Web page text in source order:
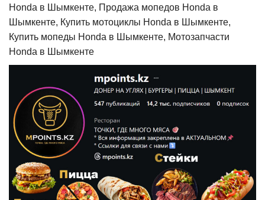
Honda в Шымкенте, Продажа мопедов Honda в
Шымкенте, Купить мотоциклы Honda в Шымкенте,
Купить мопеды Honda в Шымкенте, Мотозапчасти
Honda в Шымкенте